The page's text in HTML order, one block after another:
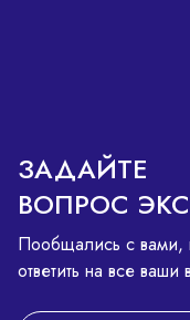
ЗАДАЙТЕ
ВОПРОС
Пообщались с вами,
ответить на все ваши